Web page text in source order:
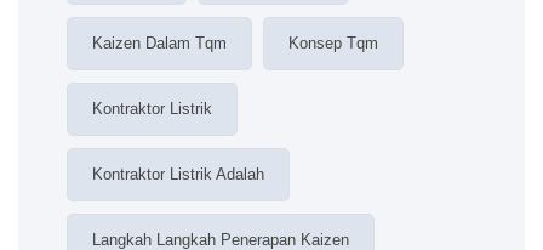
Kaizen Dalam Tqm Konsep Tqm
Kontraktor Listrik
Kontraktor Listrik Adalah
Langkah Langkah Penerapan Kaizen